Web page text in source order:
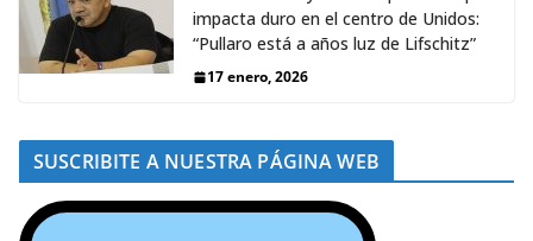
impacta duro en el centro de Unidos:
“Pullaro está a años luz de Lifschitz”
17 enero, 2026
SUSCRIBITE A NUESTRA PÁGINA WEB